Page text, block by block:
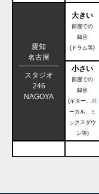
愛知
名古屋
スタジオ
246
NAGOYA
大きい
部屋での
録音
(ドラム等)
小さい
部屋での
録音
(ギター、ボ
ーカル、ミ
ックスダウ
ン等)